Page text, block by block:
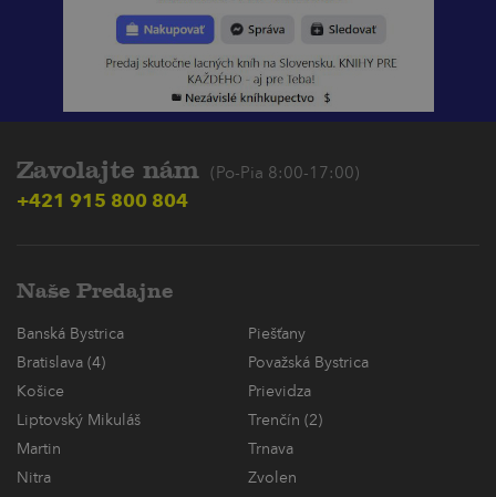
Zavolajte nám (Po-Pia 8:00-17:00)
+421 915 800 804
Naše Predajne
Banská Bystrica
Piešťany
Bratislava (4)
Považská Bystrica
Košice
Prievidza
Liptovský Mikuláš
Trenčín (2)
Martin
Trnava
Nitra
Zvolen